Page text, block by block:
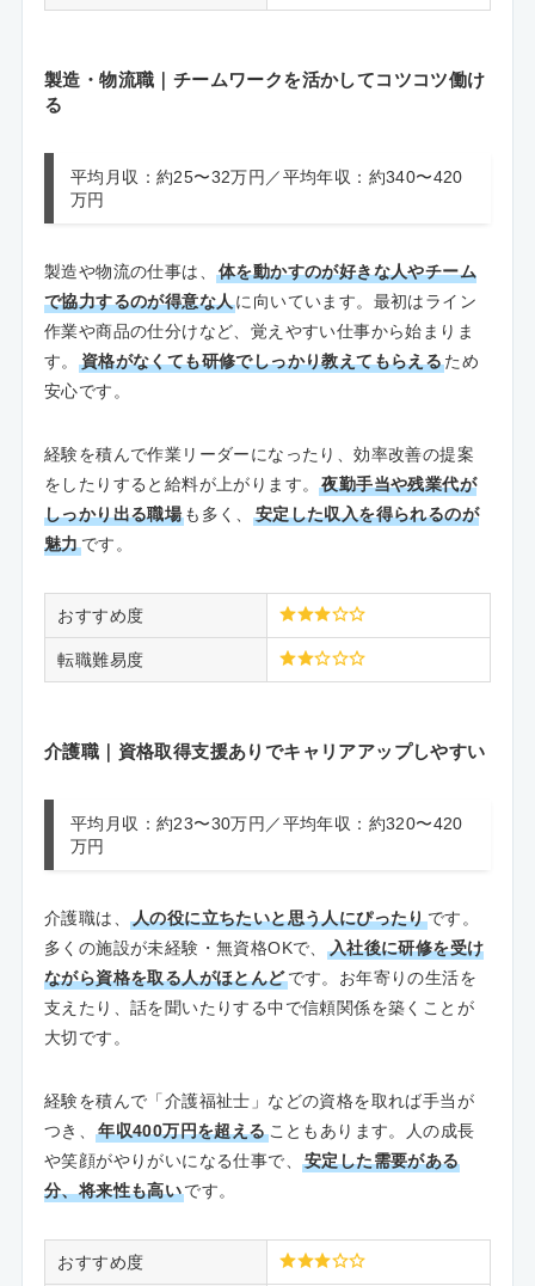
製造・物流職｜チームワークを活かしてコツコツ働け
る
平均月収：約25〜32万円／平均年収：約340〜420
万円
製造や物流の仕事は、
体を動かすのが好きな人やチーム
で協力するのが得意な人に向いています。最初はライン
作業や商品の仕分けなど、覚えやすい仕事から始まりま
す。
資格がなくても研修でしっかり教えてもらえるため
安心です。
経験を積んで作業リーダーになったり、効率改善の提案
をしたりすると給料が上がります。夜勤手当や残業代が
しっかり出る職場 も多く、
安定した収入を得られるのが
魅力です。
おすすめ度
転職難易度
介護職｜資格取得支援ありでキャリアアップしやすい
平均月収：約23〜30万円／平均年収：約320〜420
万円
介護職は、 人の役に立ちたいと思う人にぴったりです。
多くの施設が未経験・無資格OKで、
入社後に研修を受け
ながら資格を取る人がほとんどです。お年寄りの生活を
支えたり、話を聞いたりする中で信頼関係を築くことが
大切です。
経験を積んで「介護福祉士」などの資格を取れば手当が
つき、年収400万円を超えることもあります。人の成長
や笑顔がやりがいになる仕事で、
安定した需要がある
分、将来性も高いです。
おすすめ度